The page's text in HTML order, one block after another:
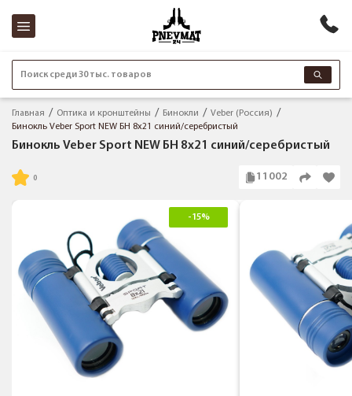
Поиск среди 30 тыс. товаров
Главная Оптика и кронштейны Бинокли
Veber (Россия)
Бинокль Veber Sport NEW БН 8x21 синий/серебристый
Бинокль Veber Sport NEW БН 8x21 синий/серебристый
11002
-15%